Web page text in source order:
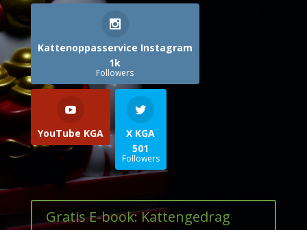
Kattenoppasservice Instagram
1k
Followers
YouTube KGA
X KGA
501
Followers
Gratis E-book: Kattengedrag